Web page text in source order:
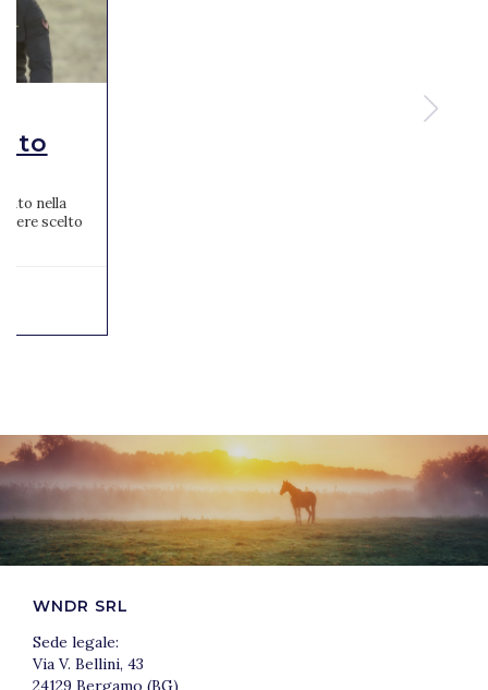
nella
scelto
WNDR SRL
Sede legale:
Via V. Bellini, 43
24129 Bergamo (BG)